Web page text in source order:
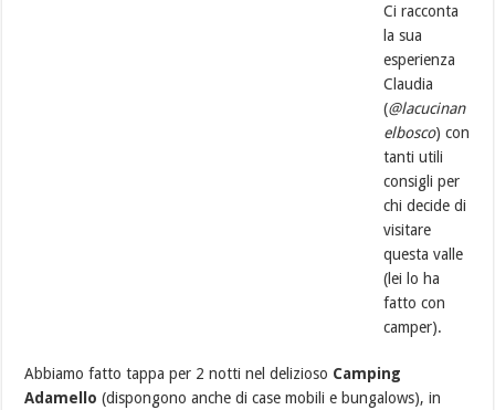
Ci racconta
la sua
esperienza
Claudia
(@lacucinan
elbosco) con
tanti utili
consigli per
chi decide di
visitare
questa valle
(lei lo ha
fatto con
camper).
Abbiamo fatto tappa per 2 notti nel delizioso Camping
Adamello (dispongono anche di case mobili e bungalows), in